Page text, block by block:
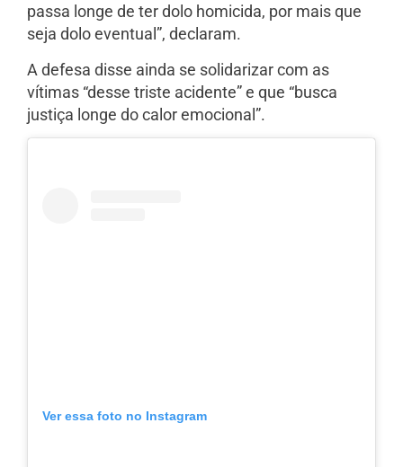
passa longe de ter dolo homicida, por mais que
seja dolo eventual”, declaram.
A defesa disse ainda se solidarizar com as
vítimas “desse triste acidente” e que “busca
justiça longe do calor emocional”.
Ver essa foto no Instagram